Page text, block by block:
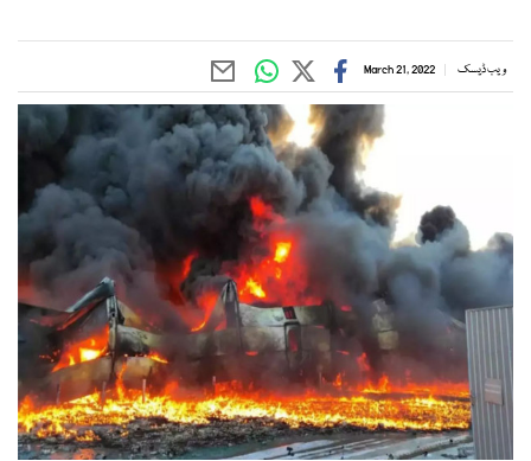
ویب ڈیسک March 21, 2022